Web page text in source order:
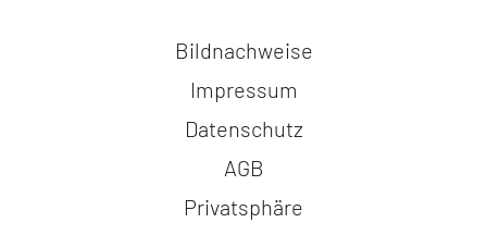
Navigation überspringen
Bildnachweise
Impressum
Datenschutz
AGB
Privatsphäre